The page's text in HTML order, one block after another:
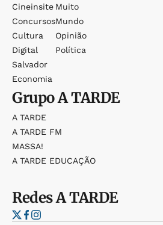
Cineinsite
Concursos
Cultura
Digital
Salvador
Economia
Muito
Mundo
Opinião
Política
GrupoA TARDE
A TARDE
A TARDE FM
MASSA!
A TARDE EDUCAÇÃO
RedesA TARDE